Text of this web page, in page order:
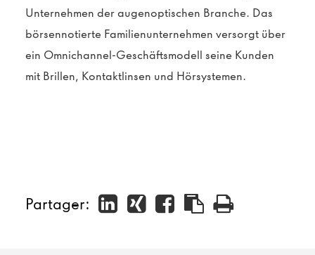
Unternehmen der augenoptischen Branche. Das
börsennotierte Familienunternehmen versorgt über
ein Omnichannel-Geschäftsmodell seine Kunden
mit Brillen, Kontaktlinsen und Hörsystemen.
Partager: